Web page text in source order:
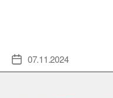
Veröffentlichungsdatum
07.11.2024